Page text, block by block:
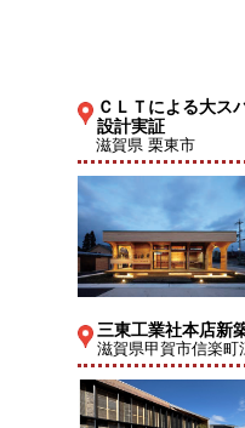
ＣＬＴによる大ス
設計実証
滋賀県 栗東市
三東工業社本店新
滋賀県甲賀市信楽町